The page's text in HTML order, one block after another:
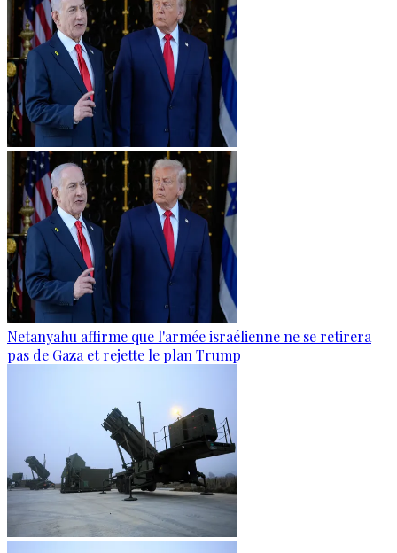
Netanyahu affirme que l'armée israélienne ne se retirera
pas de Gaza et rejette le plan Trump